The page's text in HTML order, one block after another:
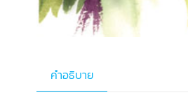
คำอธิบาย